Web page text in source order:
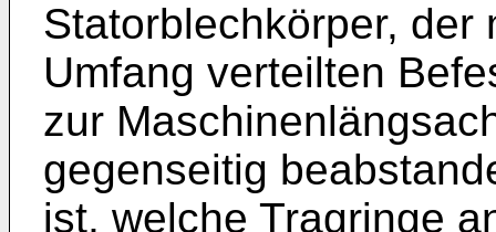
Statorblechkörper, der
Umfang verteilten
zur
gegenseitig
ist, welche Tragringe